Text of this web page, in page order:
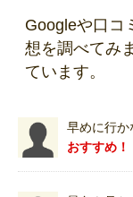
Googleや口コ
想を調べてみ
ています。
早めに行か
おすすめ！